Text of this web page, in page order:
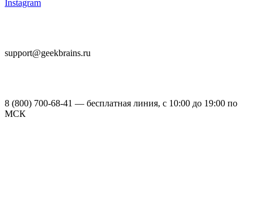
Instagram
support@geekbrains.ru
8 (800) 700-68-41 — бесплатная линия, с 10:00 до 19:00 по
МСК